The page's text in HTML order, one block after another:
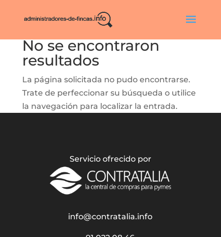
No se encontraron
resultados
La página solicitada no pudo encontrarse.
Trate de perfeccionar su búsqueda o utilice
la navegación para localizar la entrada.
Servicio ofrecido por
info@contratalia.info